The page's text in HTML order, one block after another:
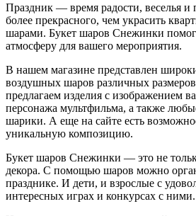
Праздник — время радости, веселья и
более прекрасного, чем украсить
шарами. Букет шаров Снежинки
атмосферу для вашего мероприятия.
В нашем магазине представлен
воздушных шаров различных
предлагаем изделия с изображением
персонажа мультфильма, а также
шарики. А еще на сайте есть
уникальную композицию.
Букет шаров Снежинки — это не
декора. С помощью шаров можно
празднике. И дети, и взрослые с
интересных играх и конкурсах с ними.